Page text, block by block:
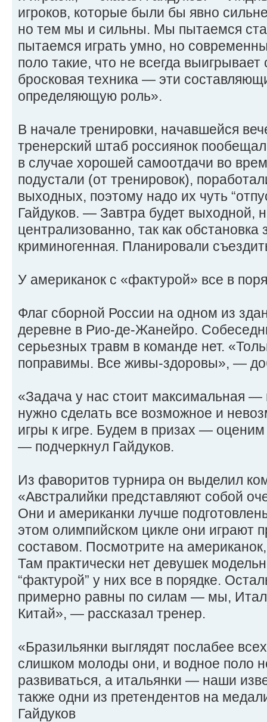
игроков, которые были бы явно
но тем мы и сильны. Мы пытаемся
пытаемся играть умно, но
поло такие, что не всегда
бросковая техника — эти
определяющую роль».
В начале тренировки, начавшейся
тренерский штаб россиянок
в случае хорошей самоотдачи во
подустали (от тренировок),
выходных, поэтому надо их чуть
Гайдуков. — Завтра будет выходной,
централизованно, так как
криминогенная. Планировали
У американок с «фактурой» все в
Флаг сборной России на одном из
деревне в Рио-де-Жанейро.
серьезных травм в команде нет.
поправимы. Все живы-здоровы», —
«Задача у нас стоит максимальная —
нужно сделать все возможное и
игры к игре. Будем в призах —
— подчеркнул Гайдуков.
Из фаворитов турнира он выделил
«Австралийки представляют собой
Они и американки лучше
этом олимпийском цикле они играют
составом. Посмотрите на
Там практически нет девушек
“фактурой” у них все в порядке.
примерно равны по силам — мы,
Китай», — рассказал тренер.
«Бразильянки выглядят послабее
слишком молоды они, и водное поло
развиваться, а итальянки — наши
также одни из претендентов на
Гайдуков